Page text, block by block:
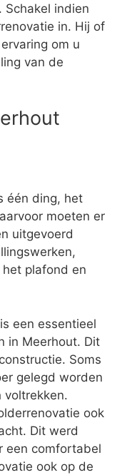
indien
in. Hij of
om u
van de
één ding, het
moeten er
uitgevoerd
plafond en
een essentieel
in Meerhout. Dit
Soms
gelegd worden
voltrekken.
ook
Dit werd
een comfortabel
ook op de